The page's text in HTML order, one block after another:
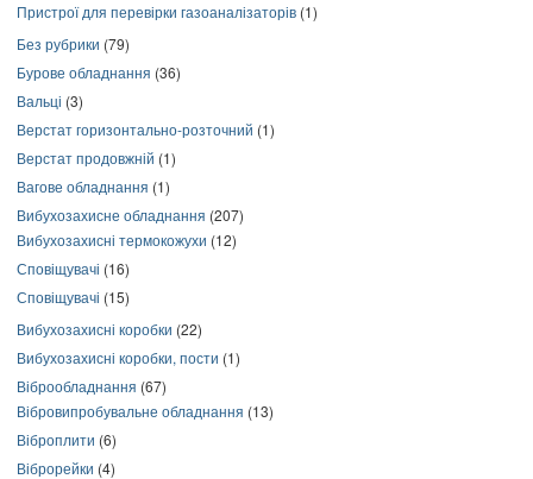
Пристрої для перевірки газоаналізаторів (1)
Без рубрики (79)
Бурове обладнання (36)
Вальці (3)
Верстат горизонтально-розточний (1)
Верстат продовжній (1)
Вагове обладнання (1)
Вибухозахисне обладнання (207)
Вибухозахисні термокожухи (12)
Сповіщувачі (16)
Сповіщувачі (15)
Вибухозахисні коробки (22)
Вибухозахисні коробки, пости (1)
Віброобладнання (67)
Вібровипробувальне обладнання (13)
Віброплити (6)
Віброрейки (4)